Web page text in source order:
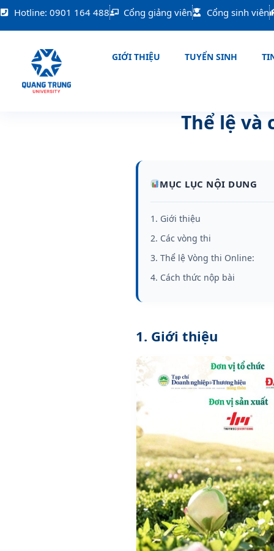
NhảyHotline: 0901 164 488 Cổng giảng viên Cổng sinh viên
GIỚI THIỆU TUYỂN SINH
Thể lệ và
MỤC LỤC NỘI DUNG
1. Giới thiệu
2. Các vòng thi
3. Thể lệ Vòng thi Online:
4. Cách thức nộp bài
1. Giới thiệu